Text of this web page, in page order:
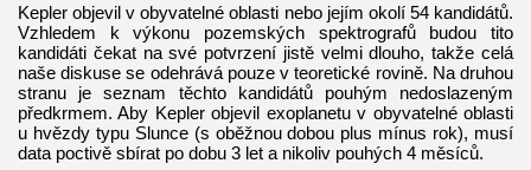
Kepler objevil v obyvatelné oblasti nebo jejím okolí 54 kandidátů.
Vzhledem k výkonu pozemských spektrografů budou tito
kandidáti čekat na své potvrzení jistě velmi dlouho, takže celá
naše diskuse se odehrává pouze v teoretické rovině. Na druhou
stranu je seznam těchto kandidátů pouhým nedoslazeným
předkrmem. Aby Kepler objevil exoplanetu v obyvatelné oblasti
u hvězdy typu Slunce (s oběžnou dobou plus mínus rok), musí
data poctivě sbírat po dobu 3 let a nikoliv pouhých 4 měsíců.